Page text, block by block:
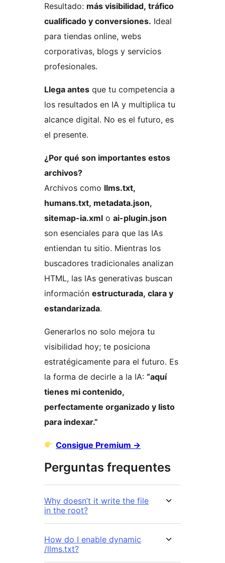
Resultado: más visibilidad, tráfico
cualificado y conversiones. Ideal
para tiendas online, webs
corporativas, blogs y servicios
profesionales.
Llega antes que tu competencia a
los resultados en IA y multiplica tu
alcance digital. No es el futuro, es
el presente.
¿Por qué son importantes estos
archivos?
Archivos como llms.txt,
humans.txt, metadata.json,
sitemap-ia.xml o ai-plugin.json
son esenciales para que las IAs
entiendan tu sitio. Mientras los
buscadores tradicionales analizan
HTML, las IAs generativas buscan
información estructurada, clara y
estandarizada.
Generarlos no solo mejora tu
visibilidad hoy; te posiciona
estratégicamente para el futuro. Es
la forma de decirle a la IA: “aquí
tienes mi contenido,
perfectamente organizado y listo
para indexar.”
Consigue Premium →
Perguntas frequentes
Why doesn’t it write the file
in the root?
How do I enable dynamic
/llms.txt?